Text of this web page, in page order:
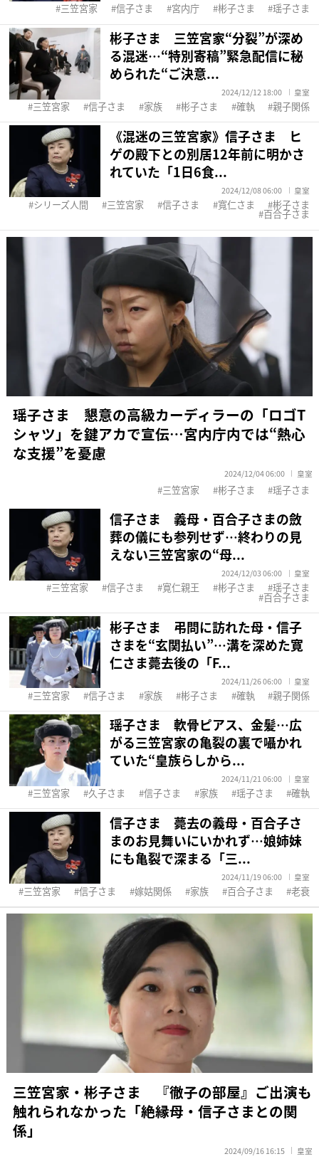
三笠宮家 信子さま 宮内庁 彬子さま 瑶子さま
彬子さま 三笠宮家“分裂”が深め
る混迷…“特別寄稿”緊急配信に秘
められた“ご決意...
2024/12/12 18:00 皇室
三笠宮家 信子さま 家族 彬子さま 確執 親子関係
《混迷の三笠宮家》信子さま ヒ
ゲの殿下との別居12年前に明かさ
れていた「1日6食...
2024/12/08 06:00 皇室
シリーズ人間 三笠宮家 信子さま 寬仁さま 彬子さま
百合子さま
瑶子さま 懇意の高級カーディラーの「ロゴT
シャツ」を鍵アカで宣伝…宮内庁内では“熱心
な支援”を憂慮
2024/12/04 06:00 皇室
三笠宮家 彬子さま 瑶子さま
信子さま 義母・百合子さまの斂
葬の儀にも参列せず…終わりの見
えない三笠宮家の“母...
2024/12/03 06:00 皇室
三笠宮家 信子さま 寛仁親王 彬子さま 瑶子さま
百合子さま
彬子さま 弔問に訪れた母・信子
さまを“玄関払い”…溝を深めた寛
仁さま薨去後の「F...
2024/11/26 06:00 皇室
三笠宮家 信子さま 家族 彬子さま 確執 親子関係
瑶子さま 軟骨ピアス、金髪…広
がる三笠宮家の亀裂の裏で囁かれ
ていた“皇族らしから...
2024/11/21 06:00 皇室
三笠宮家 久子さま 信子さま 家族 瑶子さま 確執
信子さま 薨去の義母・百合子さ
まのお見舞いにいかれず…娘姉妹
にも亀裂で深まる「三...
2024/11/19 06:00 皇室
三笠宮家 信子さま 嫁姑関係 家族 百合子さま 老衰
三笠宮家・彬子さま 『徹子の部屋』ご出演も
触れられなかった「絶縁母・信子さまとの関
係」
2024/09/16 16:15 皇室